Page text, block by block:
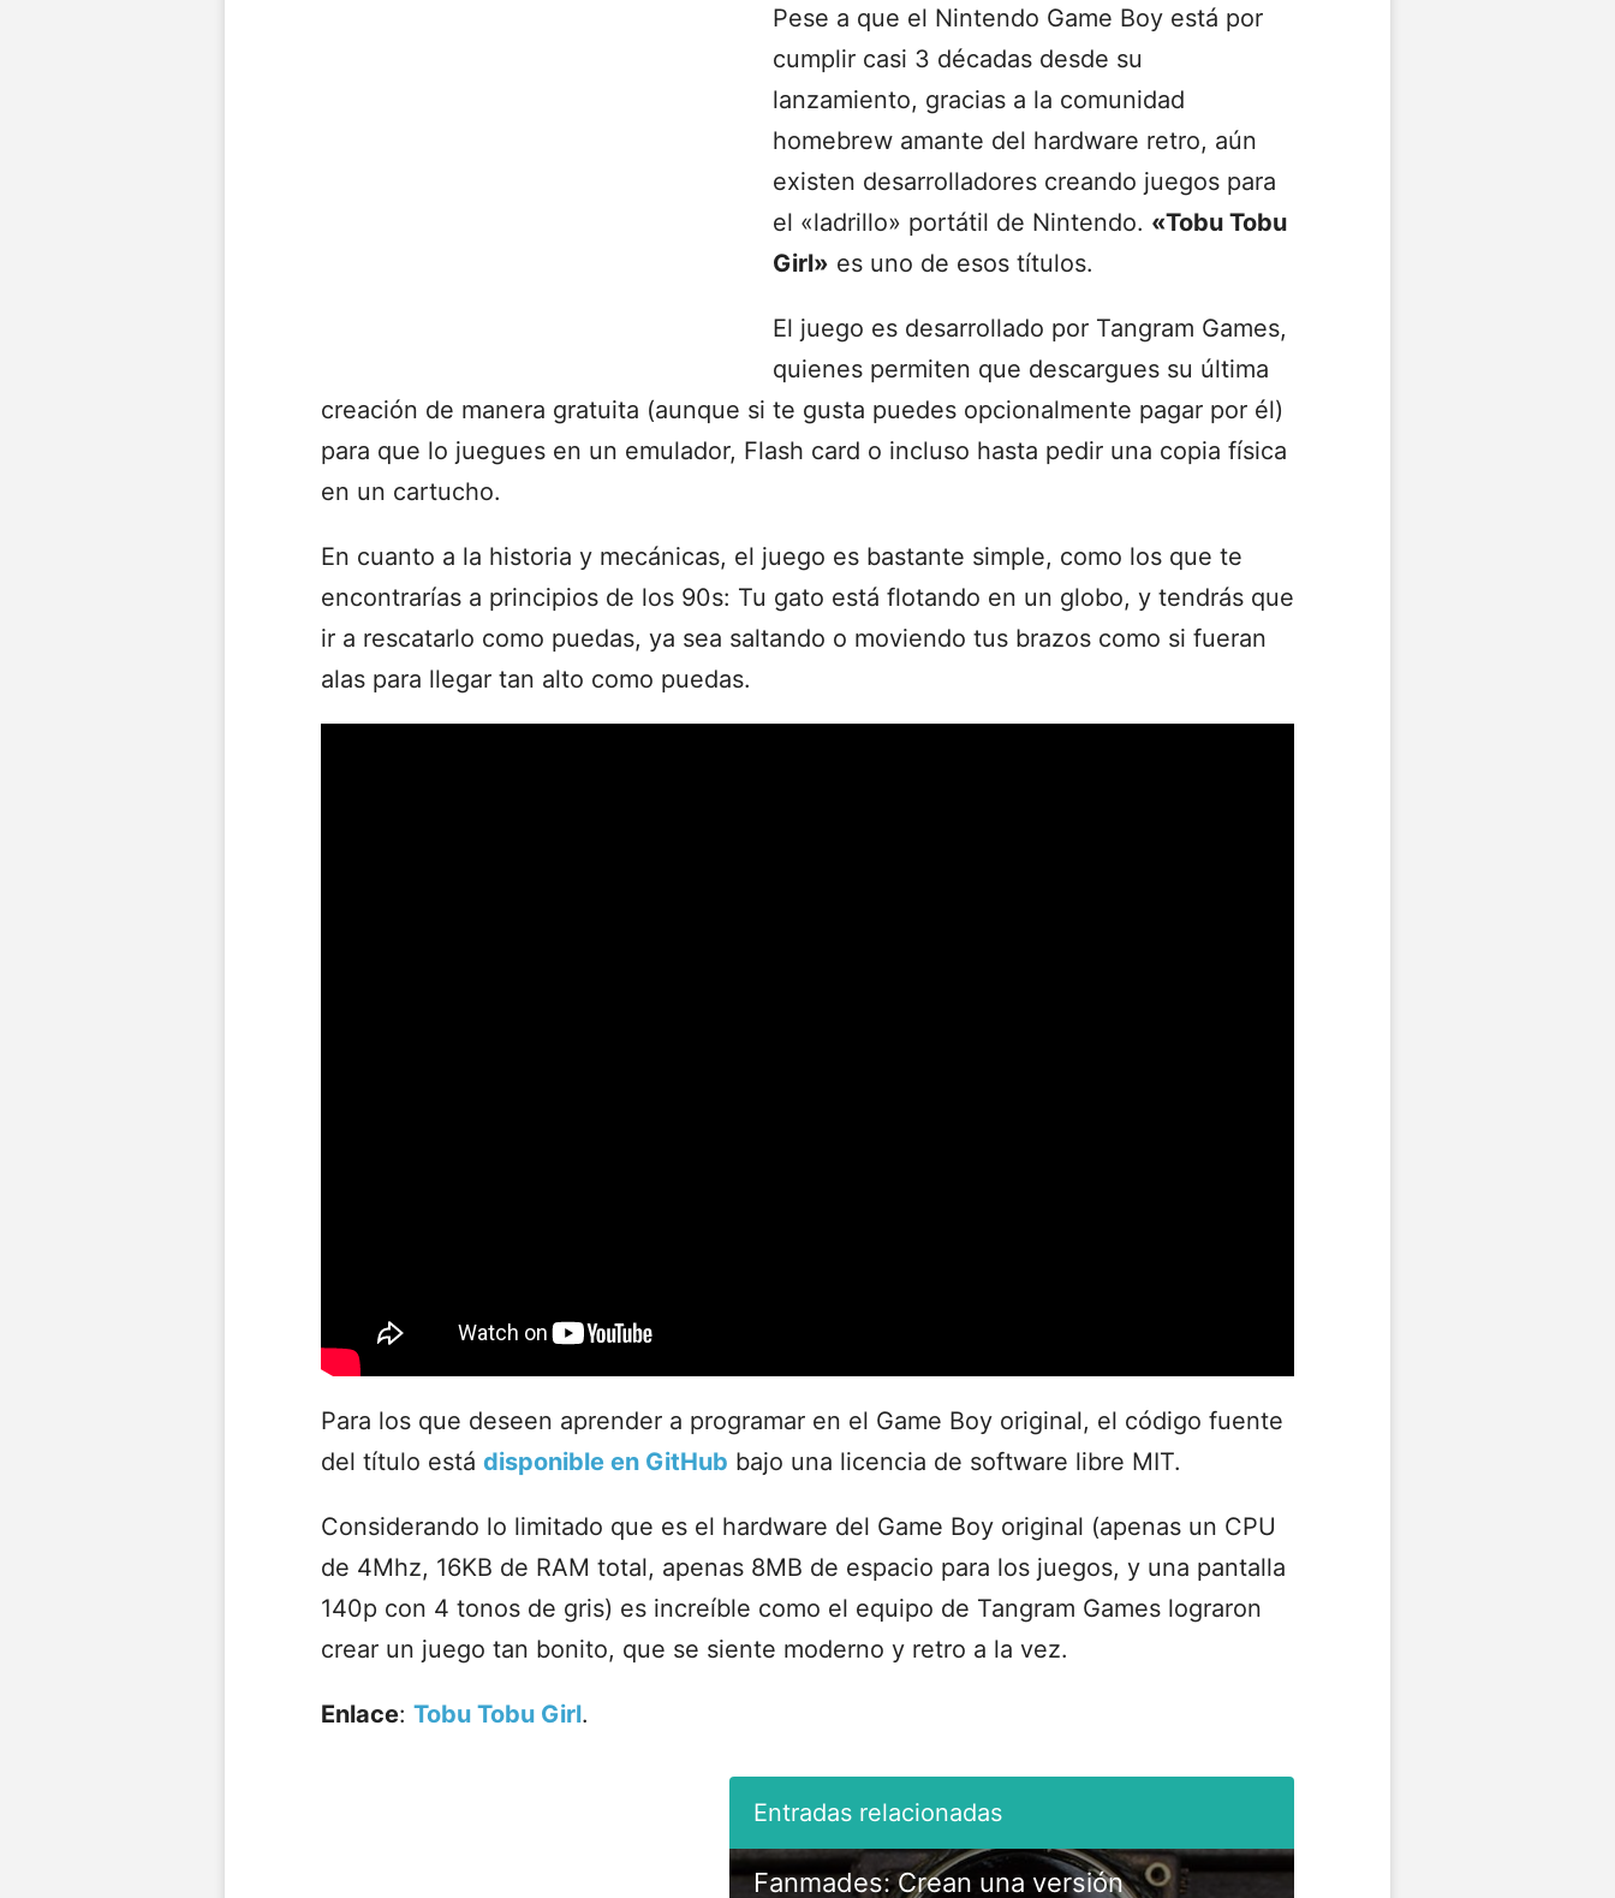
Pese a que el Nintendo Game Boy está por
cumplir casi 3 décadas desde su
lanzamiento, gracias a la comunidad
homebrew amante del hardware retro, aún
existen desarrolladores creando juegos para
el «ladrillo» portátil de Nintendo. «Tobu Tobu
Girl» es uno de esos títulos.
El juego es desarrollado por Tangram Games,
quienes permiten que descargues su última
creación de manera gratuita (aunque si te gusta puedes opcionalmente pagar por él)
para que lo juegues en un emulador, Flash card o incluso hasta pedir una copia física
en un cartucho.
En cuanto a la historia y mecánicas, el juego es bastante simple, como los que te
encontrarías a principios de los 90s: Tu gato está flotando en un globo, y tendrás que
ir a rescatarlo como puedas, ya sea saltando o moviendo tus brazos como si fueran
alas para llegar tan alto como puedas.
Para los que deseen aprender a programar en el Game Boy original, el código fuente
del título está disponible en GitHub bajo una licencia de software libre MIT.
Considerando lo limitado que es el hardware del Game Boy original (apenas un CPU
de 4Mhz, 16KB de RAM total, apenas 8MB de espacio para los juegos, y una pantalla
140p con 4 tonos de gris) es increíble como el equipo de Tangram Games lograron
crear un juego tan bonito, que se siente moderno y retro a la vez.
Enlace: Tobu Tobu Girl.
Fanmades: Crean una versión